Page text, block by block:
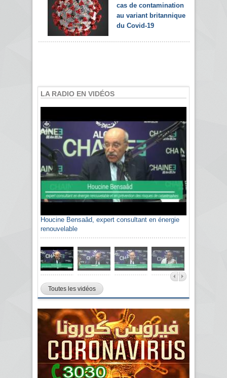
cas de contamination
au variant britannique
du Covid-19
LA RADIO EN VIDÉOS
Houcine Bensaâd, expert consultant en énergie
renouvelable
Toutes les vidéos